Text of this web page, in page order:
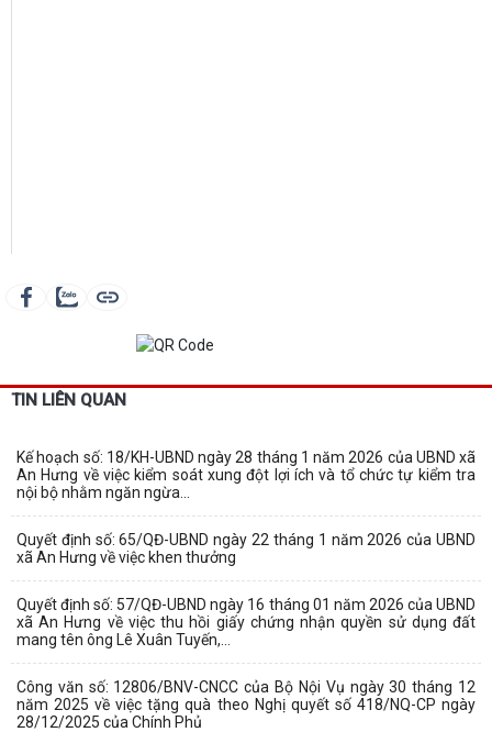
TIN LIÊN QUAN
Kế hoạch số: 18/KH-UBND ngày 28 tháng 1 năm 2026 của UBND xã
An Hưng về việc kiểm soát xung đột lợi ích và tổ chức tự kiểm tra
nội bộ nhằm ngăn ngừa...
Quyết định số: 65/QĐ-UBND ngày 22 tháng 1 năm 2026 của UBND
xã An Hưng về việc khen thưởng
Quyết định số: 57/QĐ-UBND ngày 16 tháng 01 năm 2026 của UBND
xã An Hưng về việc thu hồi giấy chứng nhận quyền sử dụng đất
mang tên ông Lê Xuân Tuyến,...
Công văn số: 12806/BNV-CNCC của Bộ Nội Vụ ngày 30 tháng 12
năm 2025 về việc tặng quà theo Nghị quyết số 418/NQ-CP ngày
28/12/2025 của Chính Phủ